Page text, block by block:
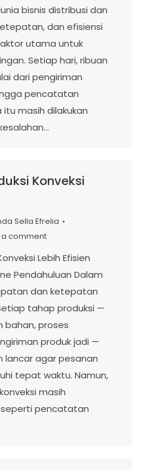
bisnis distribusi dan
dan efisiensi
utama untuk
Setiap hari, ribuan
dari pengiriman
pencatatan
masih dilakukan
Konveksi
Sella Efrelia
a comment
Lebih Efisien
Pendahuluan Dalam
dan ketepatan
tahap produksi —
bahan, proses
produk jadi —
lancar agar pesanan
tepat waktu. Namun,
masih
pencatatan